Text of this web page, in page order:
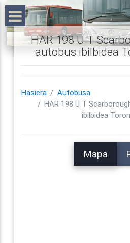
HAR 198 U T
autobus ibilbidea
Hasiera
Autobusa
HAR 198 U T
ibilbidea
Mapa